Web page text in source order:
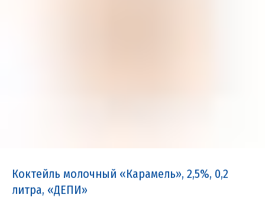
Коктейль молочный «Карамель», 2,5%, 0,2
литра, «ДЕПИ»